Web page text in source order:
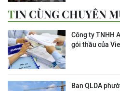
TIN CÙNG CHUYÊN
Công ty ΤΝΗΗ
gói thầu của
Ban QLDA